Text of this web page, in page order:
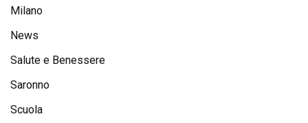
Milano
News
Salute e Benessere
Saronno
Scuola